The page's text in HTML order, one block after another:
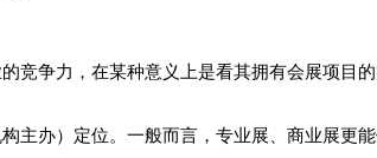
竞争力，在某种意义上是看其拥有会展项目
办）定位。一般而言，专业展、商业展更能